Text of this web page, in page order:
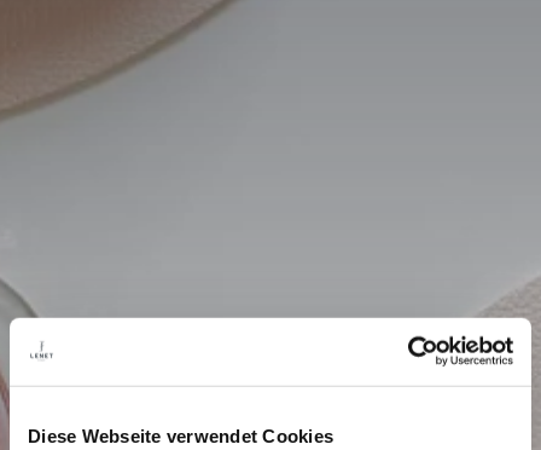
Diese Webseite verwendet Cookies